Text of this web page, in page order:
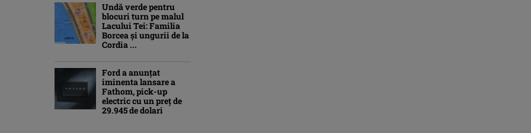
Undă verde pentru
blocuri turn pe malul
Lacului Tei: Familia
Borcea și ungurii de la
Cordia ...
Ford a anunțat
iminenta lansare a
Fathom, pick-up
electric cu un preț de
29.945 de dolari